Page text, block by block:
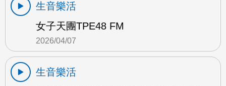
生音樂活
女子天團TPE48 FM
2026/04/07
生音樂活